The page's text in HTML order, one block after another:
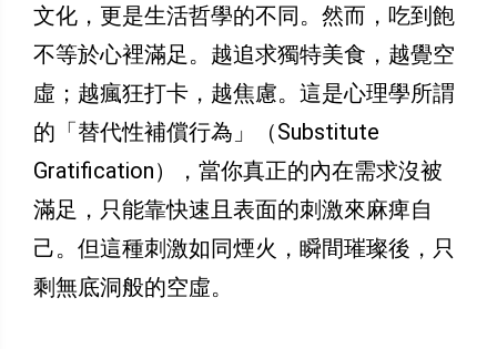
文化，更是生活哲學的不同。然而，吃到飽
不等於心裡滿足。越追求獨特美食，越覺空
虛；越瘋狂打卡，越焦慮。這是心理學所謂
的「替代性補償行為」（Substitute
Gratification），當你真正的內在需求沒被
滿足，只能靠快速且表面的刺激來麻痺自
己。但這種刺激如同煙火，瞬間璀璨後，只
剩無底洞般的空虛。